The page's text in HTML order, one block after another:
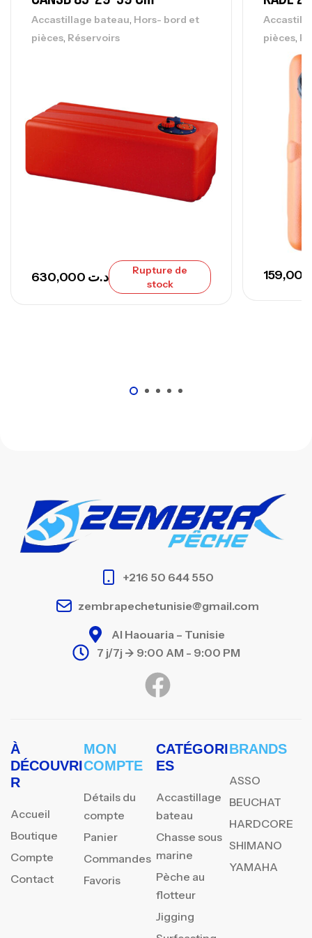
د.ت768,000
Canne Sunset Secret Cove 420 Cm 100
د.ت748,000
Accastillage bateau, Hors- bord et
pièces, Réservoirs
د.ت
Rupture de
stock
pièces,
+216 50 644 550
zembrapechetunisie@gmail.com
Al Haouaria – Tunisie
7 j/7j -> 9:00 AM - 9:00 PM
À
DÉCOUVRI
R
Accueil
Boutique
Compte
Contact
MON
COMPTE
Détails du
compte
Panier
Commandes
Favoris
CATÉGORI
ES
Accastillage
bateau
Chasse sous
marine
Pèche au
flotteur
Jigging
BRANDS
ASSO
BEUCHAT
HARDCORE
SHIMANO
YAMAHA